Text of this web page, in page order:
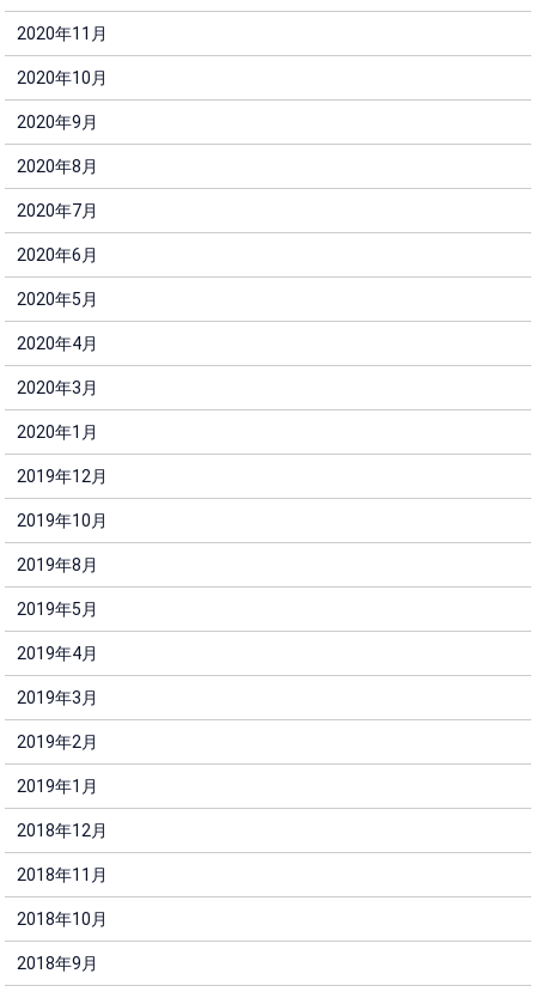
2020年11月
2020年10月
2020年9月
2020年8月
2020年7月
2020年6月
2020年5月
2020年4月
2020年3月
2020年1月
2019年12月
2019年10月
2019年8月
2019年5月
2019年4月
2019年3月
2019年2月
2019年1月
2018年12月
2018年11月
2018年10月
2018年9月